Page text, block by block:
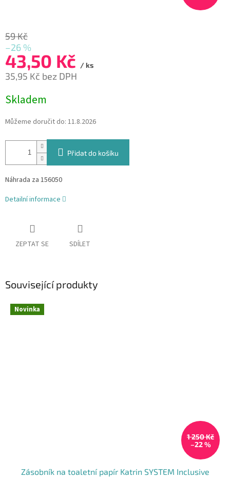
59 Kč
–26 %
43,50 Kč / ks
35,95 Kč bez DPH
cena:
Skladem
Můžeme doručit do: 11.8.2026
Přidat do košíku
Náhrada za 156050
Detailní informace
ZEPTAT SE SDÍLET
Související produkty
Novinka
1 250 Kč
–22 %
Zásobník na toaletní papír Katrin SYSTEM Inclusive